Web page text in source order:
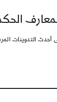
التدوينات